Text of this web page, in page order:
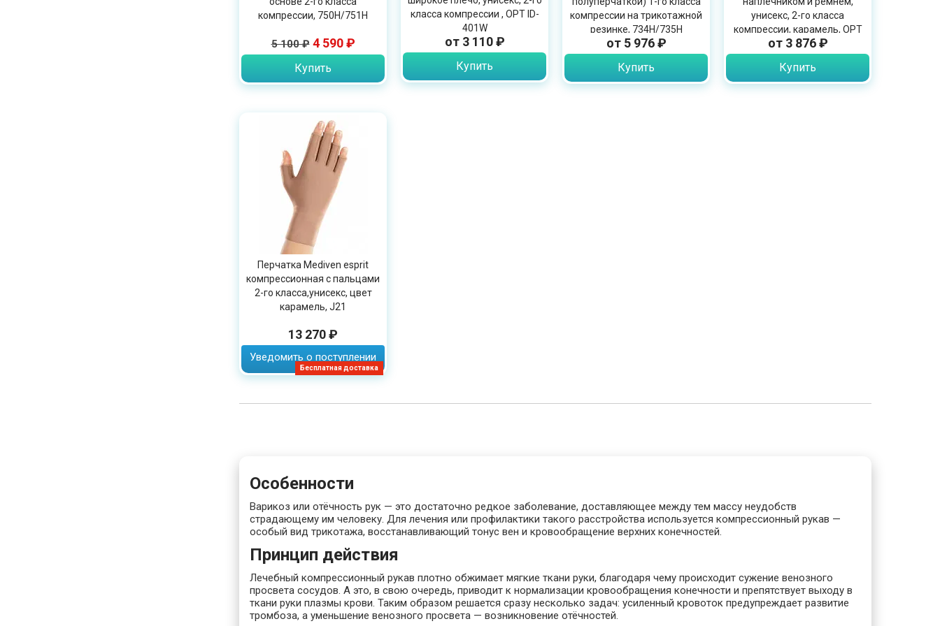
компрессии, 750H/751H
5 100 ₽ 4 590 ₽
Купить
класса компрессии , OPT ID-
401W
от 3 110 ₽
Купить
компрессии на трикотажной
резинке, 734H/735H
от 5 976 ₽
Купить
унисекс, 2-го класса
компрессии, карамель, OPT
ID-402
от 3 876 ₽
Купить
Бесплатная доставка
Перчатка Mediven esprit
компрессионная с пальцами
2-го класса,унисекс, цвет
карамель, J21
13 270 ₽
Уведомить о поступлении
Особенности
Варикоз или отёчность рук — это достаточно редкое заболевание, доставляющее между тем массу неудобств
страдающему им человеку. Для лечения или профилактики такого расстройства используется компрессионный рукав —
особый вид трикотажа, восстанавливающий тонус вен и кровообращение верхних конечностей.
Принцип действия
Лечебный компрессионный рукав плотно обжимает мягкие ткани руки, благодаря чему происходит сужение венозного
просвета сосудов. А это, в свою очередь, приводит к нормализации кровообращения конечности и препятствует выходу в
ткани руки плазмы крови. Таким образом решается сразу несколько задач: усиленный кровоток предупреждает развитие
тромбоза, а уменьшение венозного просвета — возникновение отёчностей.